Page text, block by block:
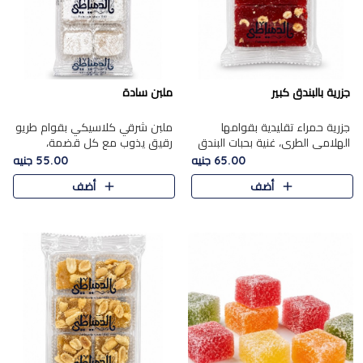
جزرية بالبندق كبير
جزرية حمراء تقليدية بقوامها
الهلامي الطري، غنية بحبات البندق
الفاخرة التي تضيف قرمشة راقية
إلى قوامها الناعم، لتقدم مزيجًا
متوازنًا من النكه..
65.00 جنيه
أضف
ملبن سادة
ملبن شرقي كلاسيكي بقوام طريو
رقيق يذوب مع كل قضمة،
مغطى بطبقة ناعمة من السكر
البودرة ليقدم المذاق الأصيل الذي
ارتبط بحلويات المولد التقليدي..
55.00 جنيه
أضف